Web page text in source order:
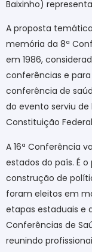
Baixinho)
A proposta
memória da 8ª
em 1986,
conferências e para
conferência de
do evento serviu
Constituição
A 16ª Conferência
estados do país. É
construção de
foram eleitos em
etapas estaduais e
Conferências de
reunindo